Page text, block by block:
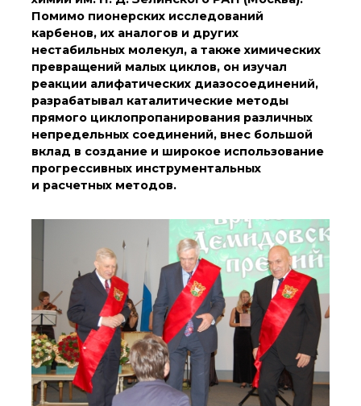
Конференции
Новости
диссертационных
советов
Новые лаборатории
Институт в СМИ
Конкурсы, премии
Конкурсы вакантных
должностей
Преподавательский
Почтовый сервер
Внутренний сайт
ЯМР-центр ИОХ РАН
Помимо пионерских исследований
карбенов, их аналогов и других
нестабильных молекул, а также химических
превращений малых циклов, он изучал
реакции алифатических диазосоединений,
разрабатывал каталитические методы
прямого циклопропанирования различных
непредельных соединений, внес большой
вклад в создание и широкое использование
прогрессивных инструментальных
и расчетных методов.